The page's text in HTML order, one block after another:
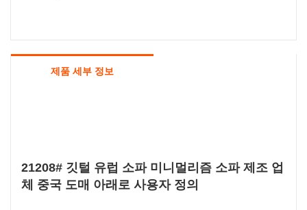
제품 세부 정보
21208# 깃털 유럽 소파 미니멀리즘 소파 제조 업
체 중국 도매 아래로 사용자 정의